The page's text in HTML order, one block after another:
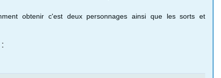
obtenir c'est deux personnages ainsi que les sorts et